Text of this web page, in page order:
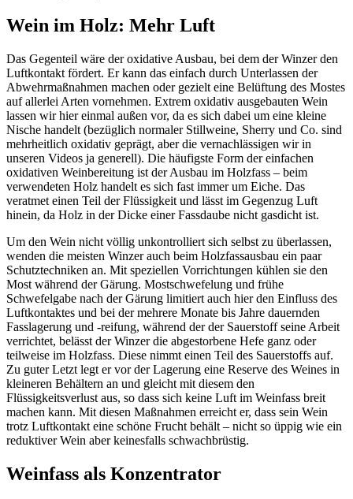
Wein im Holz: Mehr Luft
Das Gegenteil wäre der oxidative Ausbau, bei dem der Winzer den
Luftkontakt fördert. Er kann das einfach durch Unterlassen der
Abwehrmaßnahmen machen oder gezielt eine Belüftung des Mostes
auf allerlei Arten vornehmen. Extrem oxidativ ausgebauten Wein
lassen wir hier einmal außen vor, da es sich dabei um eine kleine
Nische handelt (bezüglich normaler Stillweine, Sherry und Co. sind
mehrheitlich oxidativ geprägt, aber die vernachlässigen wir in
unseren Videos ja generell). Die häufigste Form der einfachen
oxidativen Weinbereitung ist der Ausbau im Holzfass – beim
verwendeten Holz handelt es sich fast immer um Eiche. Das
veratmet einen Teil der Flüssigkeit und lässt im Gegenzug Luft
hinein, da Holz in der Dicke einer Fassdaube nicht gasdicht ist.
Um den Wein nicht völlig unkontrolliert sich selbst zu überlassen,
wenden die meisten Winzer auch beim Holzfassausbau ein paar
Schutztechniken an. Mit speziellen Vorrichtungen kühlen sie den
Most während der Gärung. Mostschwefelung und frühe
Schwefelgabe nach der Gärung limitiert auch hier den Einfluss des
Luftkontaktes und bei der mehrere Monate bis Jahre dauernden
Fasslagerung und -reifung, während der der Sauerstoff seine Arbeit
verrichtet, belässt der Winzer die abgestorbene Hefe ganz oder
teilweise im Holzfass. Diese nimmt einen Teil des Sauerstoffs auf.
Zu guter Letzt legt er vor der Lagerung eine Reserve des Weines in
kleineren Behältern an und gleicht mit diesem den
Flüssigkeitsverlust aus, so dass sich keine Luft im Weinfass breit
machen kann. Mit diesen Maßnahmen erreicht er, dass sein Wein
trotz Luftkontakt eine schöne Frucht behält – nicht so üppig wie ein
reduktiver Wein aber keinesfalls schwachbrüstig.
Weinfass als Konzentrator